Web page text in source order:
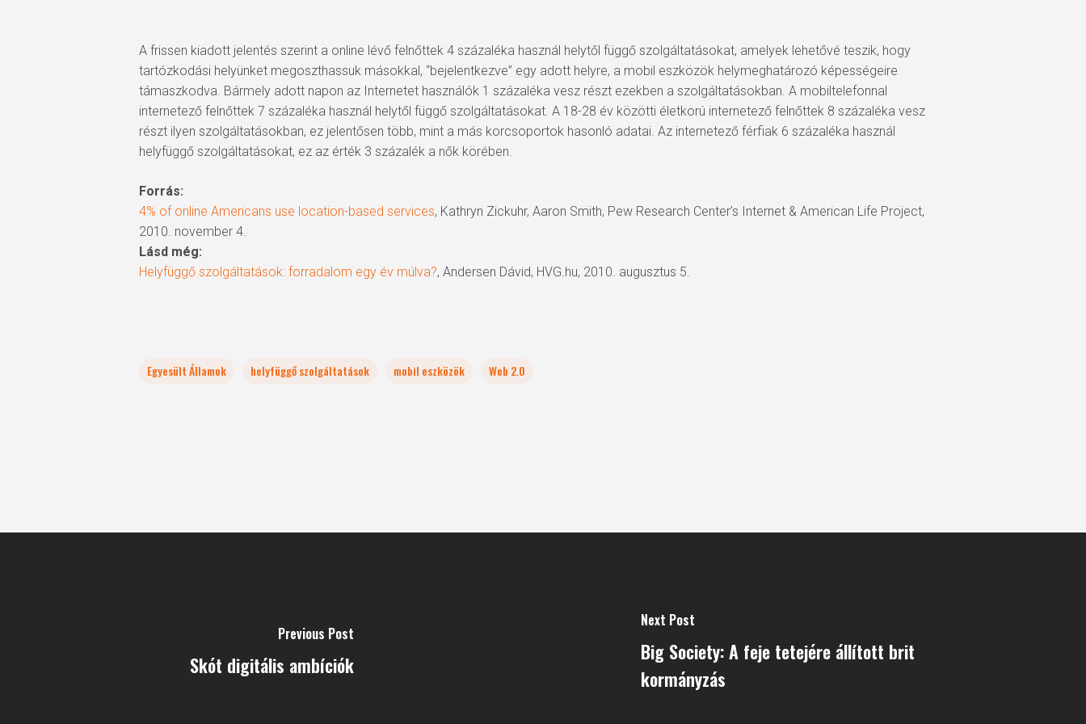
A frissen kiadott jelentés szerint a online lévő felnőttek 4 százaléka használ helytől függő szolgáltatásokat, amelyek lehetővé teszik, hogy
tartózkodási helyünket megoszthassuk másokkal, “bejelentkezve” egy adott helyre, a mobil eszközök helymeghatározó képességeire
támaszkodva. Bármely adott napon az Internetet használók 1 százaléka vesz részt ezekben a szolgáltatásokban. A mobiltelefonnal
internetező felnőttek 7 százaléka használ helytől függő szolgáltatásokat. A 18-28 év közötti életkorú internetező felnőttek 8 százaléka vesz
részt ilyen szolgáltatásokban, ez jelentősen több, mint a más korcsoportok hasonló adatai. Az internetező férfiak 6 százaléka használ
helyfüggő szolgáltatásokat, ez az érték 3 százalék a nők körében.
Forrás:
4% of online Americans use location-based services, Kathryn Zickuhr, Aaron Smith, Pew Research Center’s Internet & American Life Project,
2010. november 4.
Lásd még:
Helyfüggő szolgáltatások: forradalom egy év múlva?, Andersen Dávid, HVG.hu, 2010. augusztus 5.
Egyesült Államok helyfüggő szolgáltatások mobil eszközök Web 2.0
Previous Post
Skót digitális ambíciók
Next Post
Big Society: A feje tetejére állított brit
kormányzás